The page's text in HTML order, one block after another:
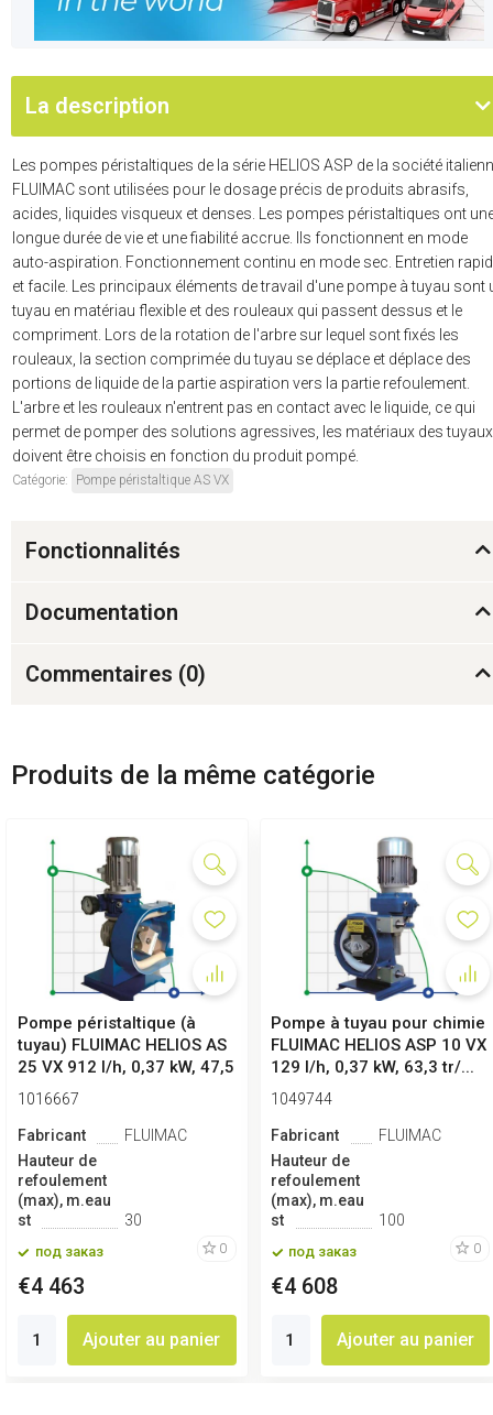
La description
Les pompes péristaltiques de la série HELIOS ASP de la société
FLUIMAC sont utilisées pour le dosage précis de produits abrasifs,
acides, liquides visqueux et denses. Les pompes péristaltiques ont
longue durée de vie et une fiabilité accrue. Ils fonctionnent en mode
auto-aspiration. Fonctionnement continu en mode sec. Entretien
et facile. Les principaux éléments de travail d'une pompe à tuyau sont
tuyau en matériau flexible et des rouleaux qui passent dessus et le
compriment. Lors de la rotation de l'arbre sur lequel sont fixés les
rouleaux, la section comprimée du tuyau se déplace et déplace des
portions de liquide de la partie aspiration vers la partie refoulement.
L'arbre et les rouleaux n'entrent pas en contact avec le liquide, ce qui
permet de pomper des solutions agressives, les matériaux des tuyaux
doivent être choisis en fonction du produit pompé.
Catégorie: Pompe péristaltique AS VX
Fonctionnalités
Documentation
Commentaires (0)
Produits de la même catégorie
Pompe péristaltique (à
tuyau) FLUIMAC HELIOS AS
25 VX 912 l/h, 0,37 kW, 47,5
...
1016667
Fabricant
FLUIMAC
Hauteur de
refoulement
(max), m.eau
st
30
под заказ 0
€4 463
Ajouter au panier
Pompe à tuyau pour chimie
FLUIMAC HELIOS ASP 10 VX
129 l/h, 0,37 kW, 63,3 tr/...
1049744
Fabricant
FLUIMAC
Hauteur de
refoulement
(max), m.eau
st
100
под заказ 0
€4 608
Ajouter au panier